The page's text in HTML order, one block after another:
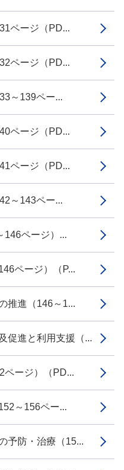
ページ（PD...
ページ（PD...
～139ペー...
ページ（PD...
ページ（PD...
～143ペー...
146ページ）...
ページ）（P...
推進（146～1...
促進と利用支援（...
ページ）（PD...
～156ペー...
予防・治療（15...